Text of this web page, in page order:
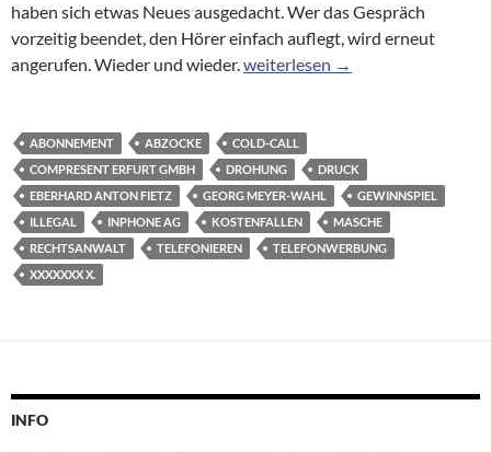
haben sich etwas Neues ausgedacht. Wer das Gespräch
vorzeitig beendet, den Hörer einfach auflegt, wird erneut
angerufen. Wieder und wieder.Lottofirma nervt mit
weiterlesen →
ABONNEMENT ABZOCKE
COLD-CALL
COMPRESENT ERFURT GMBH
DROHUNG
DRUCK
EBERHARD ANTON FIETZ
GEORG MEYER-WAHL
GEWINNSPIEL
ILLEGAL
INPHONE AG KOSTENFALLEN
MASCHE
RECHTSANWALT
TELEFONIEREN
TELEFONWERBUNG
XXXXXXX X.
INFO